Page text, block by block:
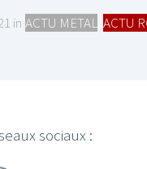
in ACTU METAL ACTU
sociaux :